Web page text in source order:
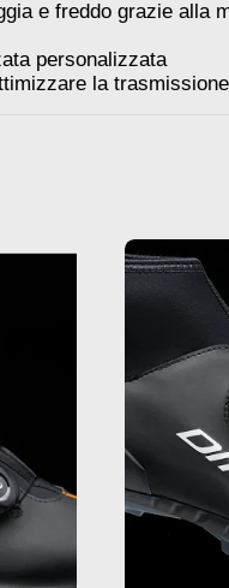
e freddo grazie alla
personalizzata
la